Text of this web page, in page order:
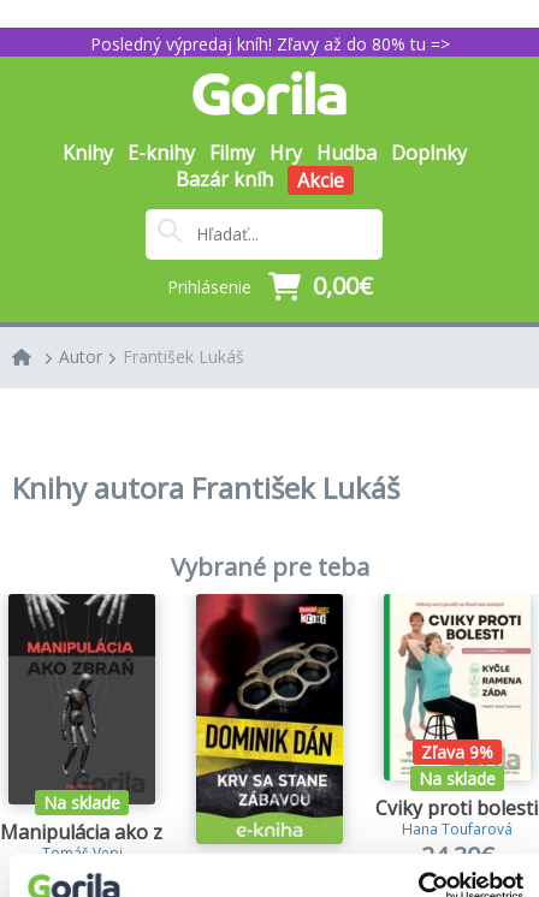
Posledný výpredaj kníh! Zľavy až do 80% tu =>
Knihy E-knihy Filmy Hry Hudba Doplnky
Bazár kníh
Akcie
Prihlásenie 0,00€
Autor František Lukáš
Knihy autora František Lukáš
Vybrané pre teba
Na sklade
Manipulácia ako zbraň
Tomáš Vepi
15,79€
Zľava 9%
Na sklade
Cviky proti
Hana Toufarová
24,30€